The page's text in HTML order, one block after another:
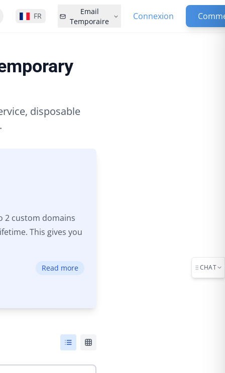
FR
Email
Temporaire
Connexion
disposable
2 custom domains
This gives you
Read more CHAT